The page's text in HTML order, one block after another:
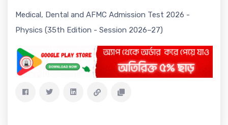
Medical, Dental and AFMC Admission Test 2026 -
Physics (35th Edition - Session 2026–27)